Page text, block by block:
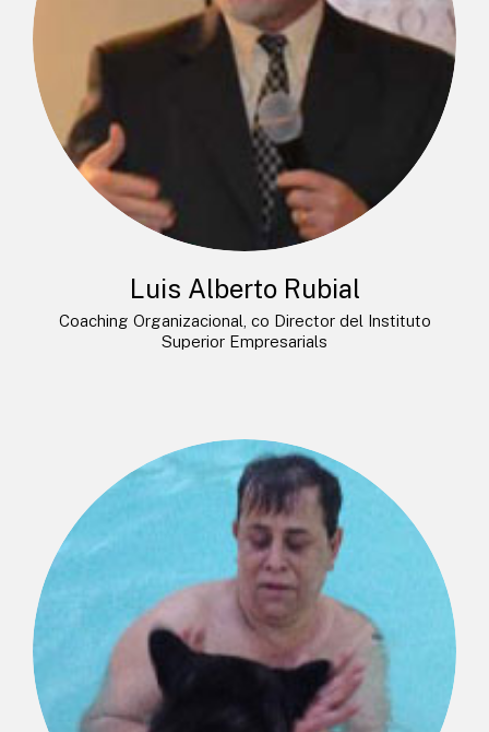
Luis Alberto Rubial
Coaching Organizacional, co Director del Instituto
Superior Empresarials